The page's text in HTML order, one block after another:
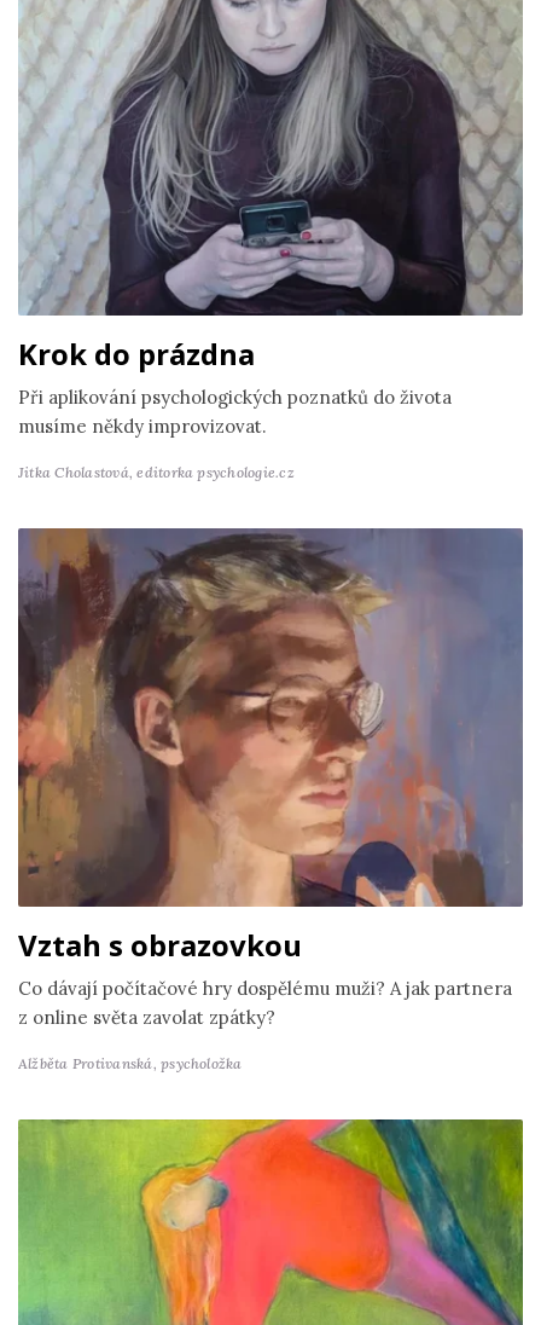
Krok do prázdna
Při aplikování psychologických poznatků do života
musíme někdy improvizovat.
Jitka Cholastová,editorka psychologie.cz
Vztah s obrazovkou
Co dávají počítačové hry dospělému muži? A jak partnera
z online světa zavolat zpátky?
Alžběta Protivanská,psycholožka